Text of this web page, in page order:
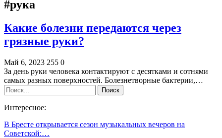
#рука
Какие болезни передаются через
грязные руки?
Май 6, 2023 255 0
За день руки человека контактируют с десятками и сотнями
самых разных поверхностей. Болезнетворные бактерии,…
Интересное:
В Бресте открывается сезон музыкальных вечеров на
Советской:…